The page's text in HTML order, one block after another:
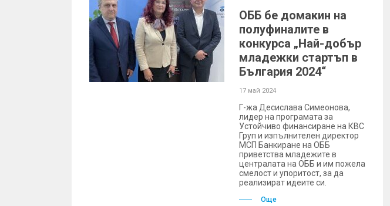
ОББ бе домакин на
полуфиналите в
конкурса „Най-добър
младежки стартъп в
България 2024“
17 май 2024
Г-жа Десислава Симеонова,
лидер на програмата за
Устойчиво финансиране на КВС
Груп и изпълнителен директор
МСП Банкиране на ОББ
приветства младежите в
централата на ОББ и им пожела
смелост и упоритост, за да
реализират идеите си.
Още